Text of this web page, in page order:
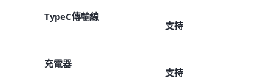
TypeC傳輸線
支持
充電器
支持